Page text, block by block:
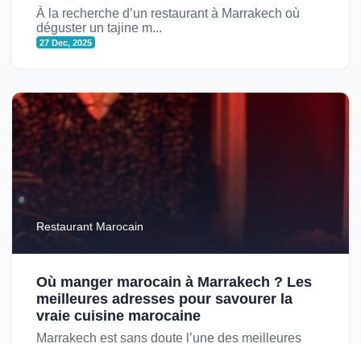
À la recherche d’un restaurant à Marrakech où
déguster un tajine m...
27 Dec, 2025
Restaurant Marocain
Où manger marocain à Marrakech ? Les
meilleures adresses pour savourer la
vraie cuisine marocaine
Marrakech est sans doute l’une des meilleures